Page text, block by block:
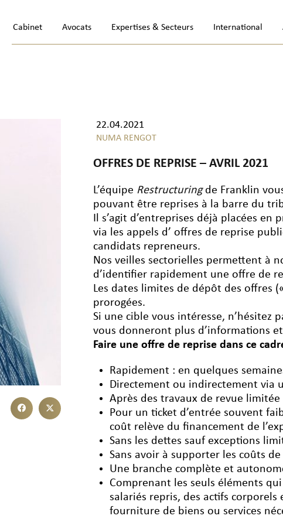
Cabinet Avocats Expertises & Secteurs International
22.04.2021
NUMA RENGOT
OFFRES DE REPRISE – AVRIL 2021
L’équipe Restructuring de Franklin
pouvant être reprises à la barre du
Il s’agit d’entreprises déjà placées
via les appels d’ offres de reprise
candidats repreneurs.
Nos veilles sectorielles permettent à
d’identifier rapidement une offre de
Les dates limites de dépôt des offres
prorogées.
Si une cible vous intéresse, n’hésitez
vous donneront plus d’informations
Faire une offre de reprise dans ce
Rapidement : en quelques
Directement ou indirectement via
Après des travaux de revue
Pour un ticket d’entrée souvent
coût relève du financement de
Sans les dettes sauf exceptions
Sans avoir à supporter les coûts
Une branche complète et
Comprenant les seuls éléments
salariés repris, des actifs
fourniture de biens ou services